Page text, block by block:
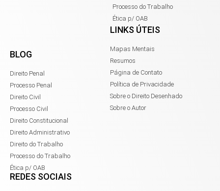
Processo do Trabalho
Ética p/ OAB
BLOG
Direito Penal
Processo Penal
Direito Civil
Processo Civil
Direito Constitucional
Direito Administrativo
Direito do Trabalho
Processo do Trabalho
Ética p/ OAB
LINKS ÚTEIS
Mapas Mentais
Resumos
Página de Contato
Política de Privacidade
Sobre o Direito Desenhado
Sobre o Autor
REDES SOCIAIS